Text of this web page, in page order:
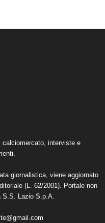
interviste e
giornalistica, viene aggiornato
(L. 62/2001). Portale non
Lazio S.p.A.